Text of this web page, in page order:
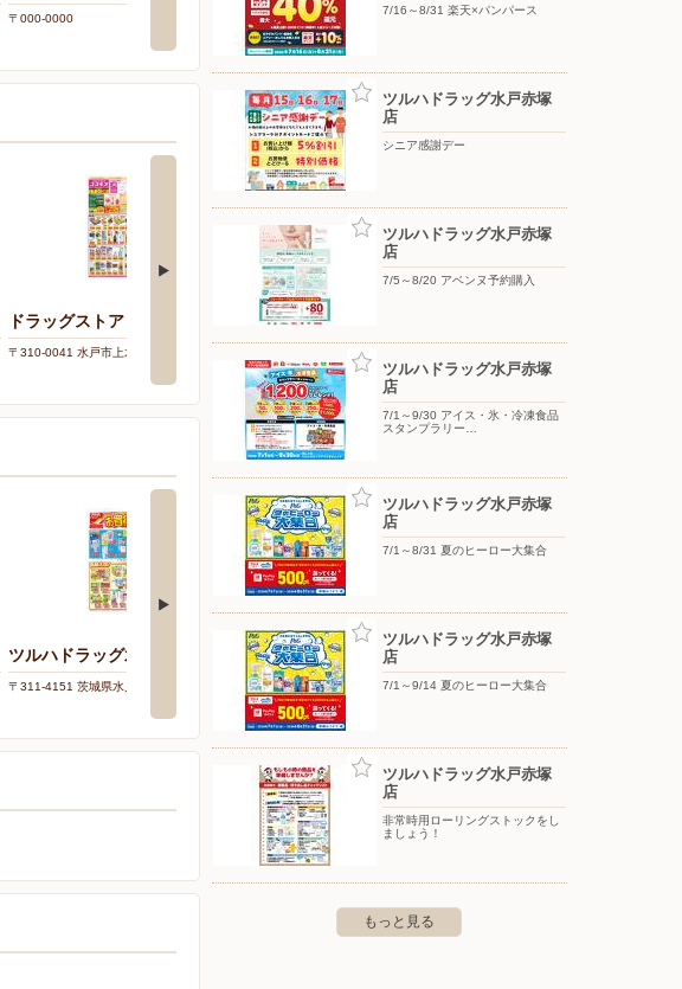
〒000-0000 〒311-4151 茨城県水戸市姫子二丁目３０番地
ドラッグストアコスモス/上水戸店
〒310-0041 水戸市上水戸3-7-6
ドラッグストアコスモス/千波店
〒310-0851 水戸市千波町1862-12
ツルハドラッグ水戸赤塚店
〒311-4151 茨城県水戸市姫子二丁目３０番地
ツルハドラッグ上水戸店
〒310-0041 茨城県水戸市上水戸２丁目８番５９号
7/16～8/31 楽天×パンパース
ツルハドラッグ水戸赤塚
店
シニア感謝デー
ツルハドラッグ水戸赤塚
店
7/5～8/20 アベンヌ予約購入
ツルハドラッグ水戸赤塚
店
7/1～9/30 アイス・氷・冷凍食品
スタンプラリー…
ツルハドラッグ水戸赤塚
店
7/1～8/31 夏のヒーロー大集合
ツルハドラッグ水戸赤塚
店
7/1～9/14 夏のヒーロー大集合
ツルハドラッグ水戸赤塚
店
非常時用ローリングストックをし
ましょう！
もっと見る